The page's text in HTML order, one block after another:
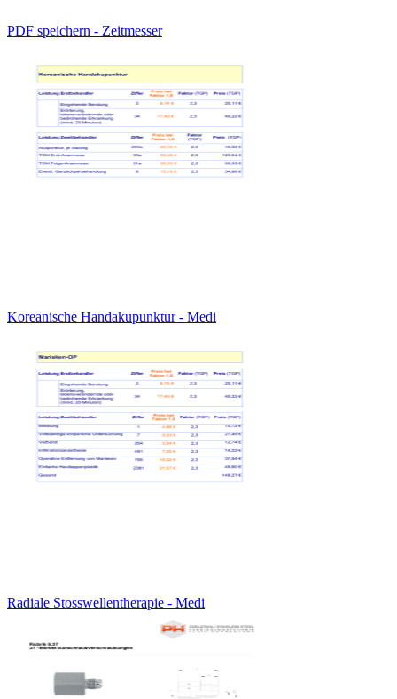
PDF speichern - Zeitmesser
Koreanische Handakupunktur - Medi
Radiale Stosswellentherapie - Medi